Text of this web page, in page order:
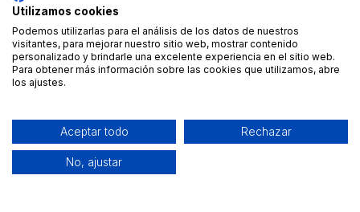
Utilizamos cookies
Podemos utilizarlas para el análisis de los datos de nuestros
visitantes, para mejorar nuestro sitio web, mostrar contenido
personalizado y brindarle una excelente experiencia en el sitio web.
Para obtener más información sobre las cookies que utilizamos, abre
los ajustes.
Aceptar todo Rechazar
No, ajustar